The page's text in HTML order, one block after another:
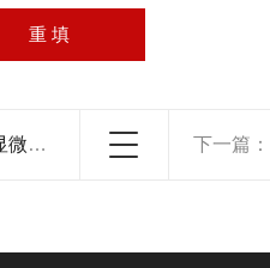
下一篇：